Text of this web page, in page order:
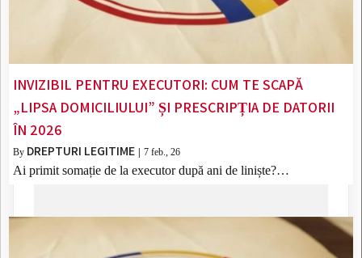
INVIZIBIL PENTRU EXECUTORI: CUM TE SCAPĂ
„LIPSA DOMICILIULUI” ȘI PRESCRIPȚIA DE DATORII
ÎN 2026
By DREPTURI LEGITIME | 7 feb., 26
Ai primit somație de la executor după ani de liniște?…